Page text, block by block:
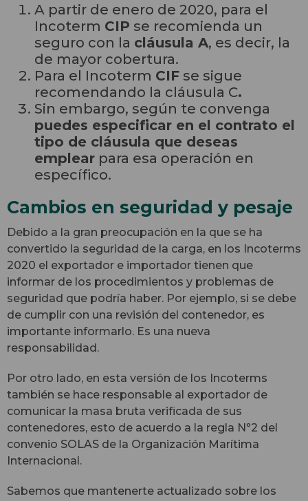
A partir de enero de 2020, para el
Incoterm CIP se recomienda un
seguro con la cláusula A, es decir, la
de mayor cobertura.
Para el Incoterm CIF se sigue
recomendando la cláusula C.
Sin embargo, según te convenga
puedes especificar en el contrato el
tipo de cláusula que deseas
emplear para esa operación en
específico.
Cambios en seguridad y pesaje
Debido a la gran preocupación en la que se ha
convertido la seguridad de la carga, en los Incoterms
2020 el exportador e importador tienen que
informar de los procedimientos y problemas de
seguridad que podría haber. Por ejemplo, si se debe
de cumplir con una revisión del contenedor, es
importante informarlo. Es una nueva
responsabilidad.
Por otro lado, en esta versión de los Incoterms
también se hace responsable al exportador de
comunicar la masa bruta verificada de sus
contenedores, esto de acuerdo a la regla Nº2 del
convenio SOLAS de la Organización Marítima
Internacional.
Sabemos que mantenerte actualizado sobre los